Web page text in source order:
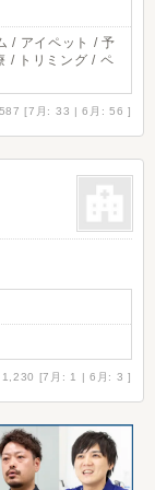
/ アイペット / 予
/ トリミング / ペ
[7月: 33 | 6月: 56 ]
1,230 [7月: 1 | 6月: 3 ]